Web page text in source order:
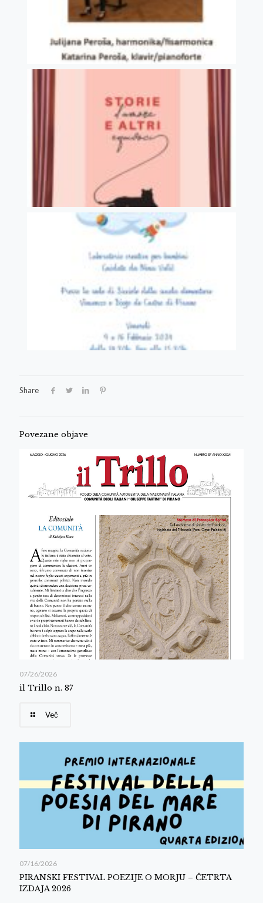
Share
Povezane objave
07/26/2026
il Trillo n. 87
Več
07/16/2026
PIRANSKI FESTIVAL POEZIJE O MORJU – ČETRTA
IZDAJA 2026